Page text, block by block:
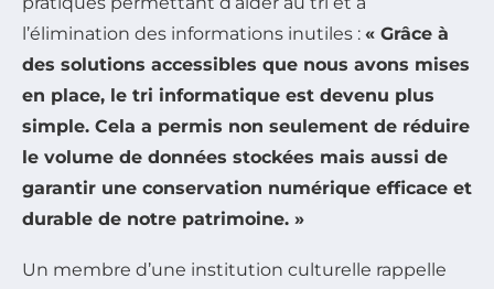
l’élimination des informations inutiles : « Grâce à
des solutions accessibles que nous avons mises
en place, le tri informatique est devenu plus
simple. Cela a permis non seulement de réduire
le volume de données stockées mais aussi de
garantir une conservation numérique efficace et
durable de notre patrimoine. »
Un membre d’une institution culturelle rappelle